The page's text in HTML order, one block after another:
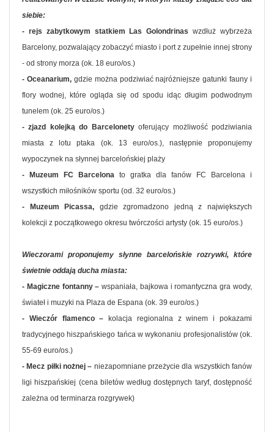
siebie:
- rejs zabytkowym statkiem Las Golondrinas wzdłuż wybrzeża
Barcelony, pozwalający zobaczyć miasto i port z zupełnie innej strony
- od strony morza (ok. 18 euro/os.)
- Oceanarium, gdzie można podziwiać najróżniejsze gatunki fauny i
flory wodnej, które ogląda się od spodu idąc długim podwodnym
tunelem (ok. 25 euro/os.)
- zjazd kolejką do Barcelonetyoferujący możliwość podziwiania
miasta z lotu ptaka (ok. 13 euro/os.), następnie proponujemy
wypoczynek na słynnej barcelońskiej plaży
- Muzeum FC Barcelona to gratka dla fanów FC Barcelona i
wszystkich miłośników sportu (od. 32 euro/os.)
- Muzeum Picassa, gdzie zgromadzono jedną z największych
kolekcji z początkowego okresu twórczości artysty (ok. 15 euro/os.)
Wieczorami proponujemy słynne barcelońskie rozrywki, które
świetnie oddają ducha miasta:
- Magiczne fontanny – wspaniała, bajkowa i romantyczna gra wody,
świateł i muzyki na Plaza de Espana (ok. 39 euro/os.)
- Wieczór flamenco – kolacja regionalna z winem i pokazami
tradycyjnego hiszpańskiego tańca w wykonaniu profesjonalistów (ok.
55-69 euro/os.)
- Mecz piłki nożnej – niezapomniane przeżycie dla wszystkich fanów
ligi hiszpańskiej (cena biletów według dostępnych taryf, dostępność
zależna od terminarza rozgrywek)